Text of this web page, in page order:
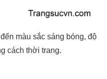
màu sắc sáng bóng, độ
cách thời trang.